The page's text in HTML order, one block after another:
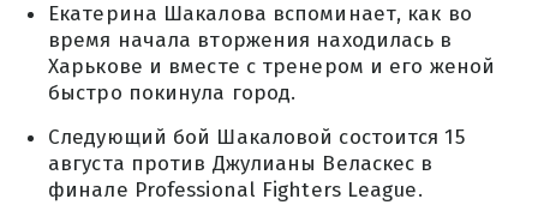
Екатерина Шакалова вспоминает, как во
время начала вторжения находилась в
Харькове и вместе с тренером и его женой
быстро покинула город.
Следующий бой Шакаловой состоится 15
августа против Джулианы Веласкес в
финале Professional Fighters League.